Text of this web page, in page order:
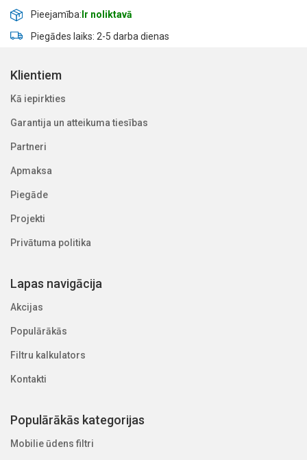
Pieejamība:Ir noliktavā
Piegādes laiks: 2-5 darba dienas
Klientiem
Kā iepirkties
Garantija un atteikuma tiesības
Partneri
Apmaksa
Piegāde
Projekti
Privātuma politika
Lapas navigācija
Akcijas
Populārākās
Filtru kalkulators
Kontakti
Populārākās kategorijas
Mobilie ūdens filtri